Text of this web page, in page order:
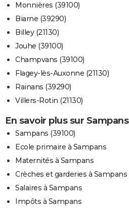
Monnières (39100)
Biarne (39290)
Billey (21130)
Jouhe (39100)
Champvans (39100)
Flagey-lès-Auxonne (21130)
Rainans (39290)
Villers-Rotin (21130)
En savoir plus sur Sampans
Sampans (39100)
Ecole primaire à Sampans
Maternités à Sampans
Crèches et garderies à Sampans
Salaires à Sampans
Impôts à Sampans